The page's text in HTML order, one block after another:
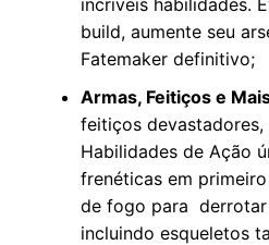
build, aumente seu
Fatemaker definitivo;
Armas, Feitiços e
feitiços devastadores,
Habilidades de Ação
frenéticas em
de fogo para derrotar
incluindo esqueletos